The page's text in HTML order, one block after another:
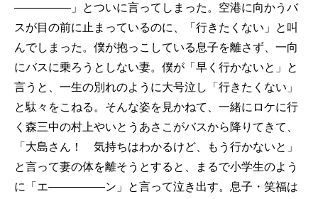
―――――」とついに言ってしまった。空港に向かうバ
スが目の前に止まっているのに、「行きたくない」と叫
んでしまった。僕が抱っこしている息子を離さず、一向
にバスに乗ろうとしない妻。僕が「早く行かないと」と
言うと、一生の別れのように大号泣し「行きたくない」
と駄々をこねる。そんな姿を見かねて、一緒にロケに行
く森三中の村上やいとうあさこがバスから降りてきて、
「大島さん！ 気持ちはわかるけど、もう行かないと」
と言って妻の体を離そうとすると、まるで小学生のよう
に「エ―――――ン」と言って泣き出す。息子・笑福は